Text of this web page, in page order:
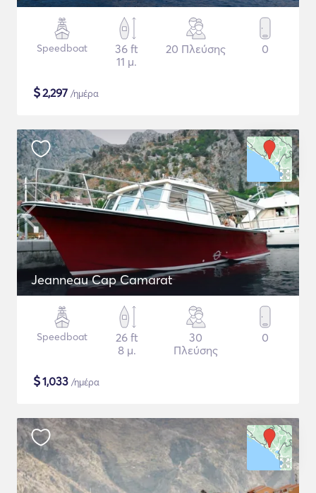
Speedboat
36 ft
11 μ.
20 Πλεύσης 0
$2,297 /ημέρα
Jeanneau Cap Camarat
Speedboat
26 ft
8 μ.
30
Πλεύσης
0
$1,033 /ημέρα